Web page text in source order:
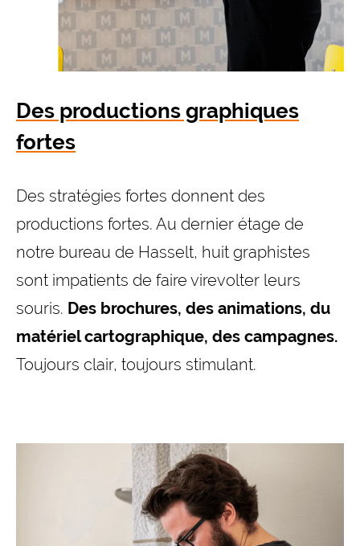
Des productions graphiques
fortes
Des stratégies fortes donnent des
productions fortes. Au dernier étage de
notre bureau de Hasselt, huit graphistes
sont impatients de faire virevolter leurs
souris. Des brochures, des animations, du
matériel cartographique, des campagnes.
Toujours clair, toujours stimulant.